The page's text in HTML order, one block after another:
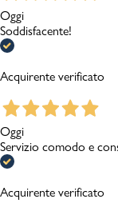
Oggi
Soddisfacente!
Acquirente verificato
Oggi
Servizio comodo e
Acquirente verificato